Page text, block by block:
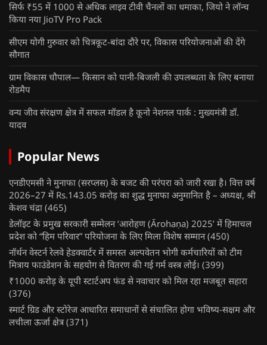
सिर्फ ₹55 में 1000 से अधिक लाइव टीवी चैनलों का धमाका, जियो ने लॉन्च
किया नया JioTV Pro Pack
सीएम योगी गुरुवार को चित्रकूट-बांदा दौरे पर, विकास परियोजनाओं की देंगे
सौगात
ग्राम विकास चौपाल— किसान को पानी-बिजली की उपलब्धता के लिए बनाया
रोडमैप
वन्य जीव संरक्षण क्षेत्र में सफल मॉडल है कूनो नेशनल पार्क : मुख्यमंत्री डॉ.
यादव
Popular News
एनडीएमसी ने मुनाफा (सरप्लस) के बजट की परंपरा को जारी रखा है। वित्त वर्ष
2026–27 में Rs.143.05 करोड़ का शुद्ध मुनाफा अनुमानित है – अध्यक्ष, श्री
केशव चंद्रा (465)
डेलॉइट के प्रमुख सरकारी सम्मेलन ‘आरोहण (Ārohaṇa) 2025’ में हिमाचल
प्रदेश को “हिम परिवार” परियोजना के लिए मिला विशेष सम्मान (450)
नॉर्थन वेस्टर्न रेलवे हेडक्वार्टर में समस्त अल्पवेतन भोगी कर्मचारियों को टीम
मित्राय फाउंडेशन के सहयोग से वितरण की गई गर्म वस्त्र लोई। (399)
₹1000 करोड़ के यूपी स्टार्टअप फंड से नवाचार को मिल रहा मजबूत सहारा
(376)
स्मार्ट ग्रिड और स्टोरेज आधारित समाधानों से संचालित होगा भविष्य-सक्षम और
लचीला ऊर्जा क्षेत्र (371)